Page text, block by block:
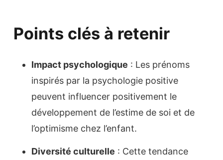
Points clés à retenir
Impact psychologique : Les prénoms
inspirés par la psychologie positive
peuvent influencer positivement le
développement de l’estime de soi et de
l’optimisme chez l’enfant.
Diversité culturelle : Cette tendance